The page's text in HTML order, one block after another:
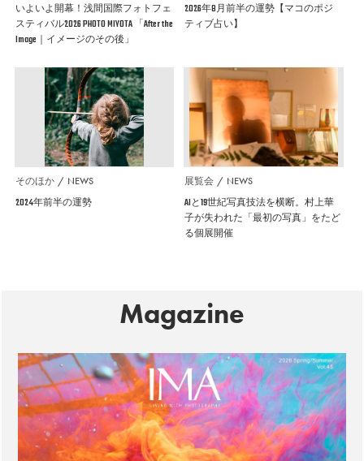
いよいよ開幕！浅間国際フォトフェ
スティバル2026 PHOTO MIYOTA 「After the
Image｜イメージのその後」
2026年8月前半の運勢【マコのポジ
ティブ占い】
そのほか NEWS
2024年前半の運勢
展覧会 NEWS
AIと19世紀写真技法を横断。村上華
子が失われた「最初の写真」をたど
る個展開催
Magazine